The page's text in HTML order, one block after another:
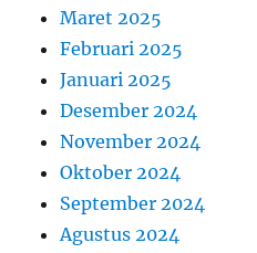
Maret 2025
Februari 2025
Januari 2025
Desember 2024
November 2024
Oktober 2024
September 2024
Agustus 2024